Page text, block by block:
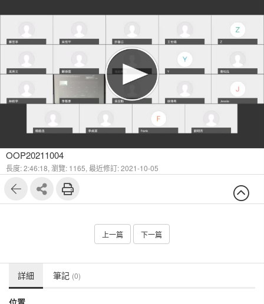
OOP20211004
長度: 2:46:18, 瀏覽: 1165, 最近修訂: 2021-10-05
上一篇 下一篇
詳細 筆記 (0)